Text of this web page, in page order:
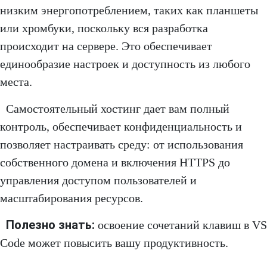
низким энергопотреблением, таких как планшеты
или хромбуки, поскольку вся разработка
происходит на сервере. Это обеспечивает
единообразие настроек и доступность из любого
места.
Самостоятельный хостинг дает вам полный
контроль, обеспечивает конфиденциальность и
позволяет настраивать среду: от использования
собственного домена и включения HTTPS до
управления доступом пользователей и
масштабирования ресурсов.
Полезно знать: освоение сочетаний клавиш в VS
Code может повысить вашу продуктивность.